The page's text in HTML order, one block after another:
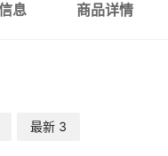
息 商品详情
最新 3